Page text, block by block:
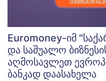
Euromoney-იმ
და საშუალო
აღმოსავლეთ
ბანკად დაასახელა